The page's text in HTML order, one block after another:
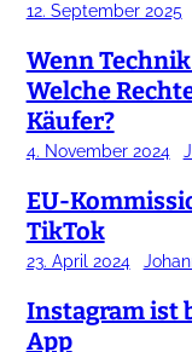
12. September 2025
Wenn
Welche
Käufer?
4. November 2024
EU-
TikTok
23. April 2024
Instagram ist
App